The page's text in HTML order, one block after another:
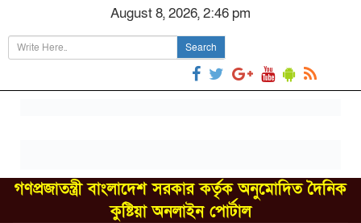
August 8, 2026, 2:46 pm
Search
গণপ্রজাতন্ত্রী বাংলাদেশ সরকার কর্তৃক অনুমোদিত দৈনিক
কুষ্টিয়া অনলাইন পোর্টাল